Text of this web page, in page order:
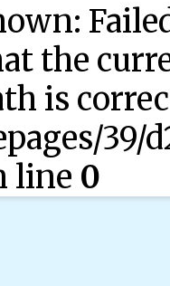
the
is
39/
line 0